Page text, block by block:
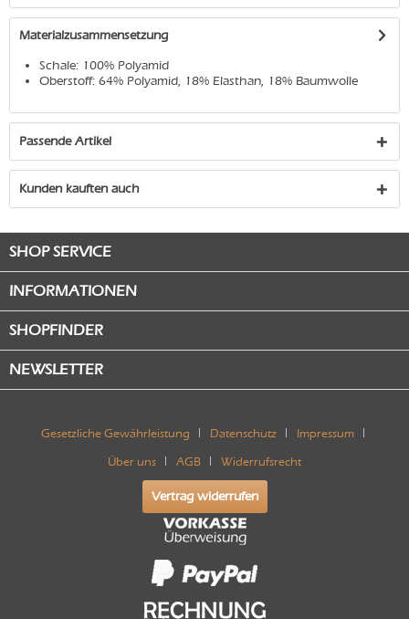
Materialzusammensetzung
Schale: 100% Polyamid
Oberstoff: 64% Polyamid, 18% Elasthan, 18% Baumwolle
Passende Artikel
Kunden kauften auch
SHOP SERVICE
INFORMATIONEN
SHOPFINDER
NEWSLETTER
Gesetzliche Gewährleistung Datenschutz Impressum
Über uns AGB Widerrufsrecht
Vertrag widerrufen